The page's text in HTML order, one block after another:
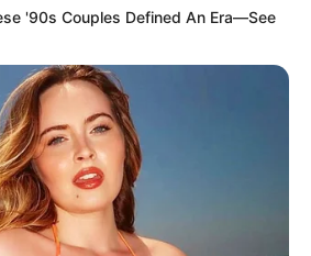
'90s Couples Defined An Era—See